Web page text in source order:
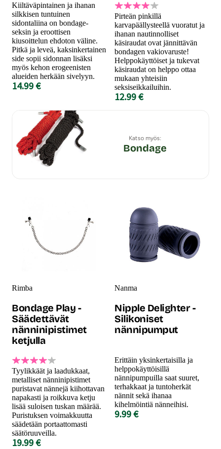
Kiiltäväpintainen ja ihanan
silkkisen tuntuinen
sidontaliina on bondage-
seksin ja eroottisen
kiusoittelun ehdoton väline.
Pitkä ja leveä, kaksinkertainen
side sopii sidonnan lisäksi
myös kehon erogeenisten
alueiden herkään sivelyyn.
14.99 €
Pirteän pinkillä
karvapäällysteellä vuoratut ja
ihanan nautinnolliset
käsiraudat ovat jännittävän
bondagen vakiovaruste!
Helppokäyttöiset ja tukevat
käsiraudat on helppo ottaa
mukaan yhteisiin
seksiseikkailuihin.
12.99 €
Katso myös:
Bondage
Rimba
Bondage Play -
Säädettävät
nänninipistimet
ketjulla
Tyylikkäät ja laadukkaat,
metalliset nänninipistimet
puristavat nännejä kiihottavan
napakasti ja roikkuva ketju
lisää suloisen tuskan määrää.
Puristuksen voimakkuutta
säädetään portaattomasti
säätöruuveilla.
19.99 €
Nanma
Nipple Delighter -
Silikoniset
nännipumput
Erittäin yksinkertaisilla ja
helppokäyttöisillä
nännipumpuilla saat suuret,
terhakkaat ja tuntoherkät
nännit sekä ihanaa
kihelmöintiä nänneihisi.
9.99 €